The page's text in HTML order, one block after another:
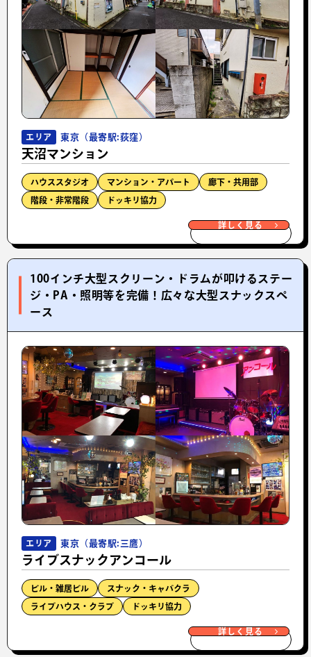
エリア 東京（最寄駅:荻窪）
天沼マンション
ハウススタジオ マンション・アパート 廊下・共用部
階段・非常階段 ドッキリ協力
詳しく見る
100インチ大型スクリーン・ドラムが叩けるステー
ジ・PA・照明等を完備！広々な大型スナックスペ
ース
エリア 東京（最寄駅:三鷹）
ライブスナックアンコール
ビル・雑居ビル スナック・キャバクラ
ライブハウス・クラブ ドッキリ協力
詳しく見る